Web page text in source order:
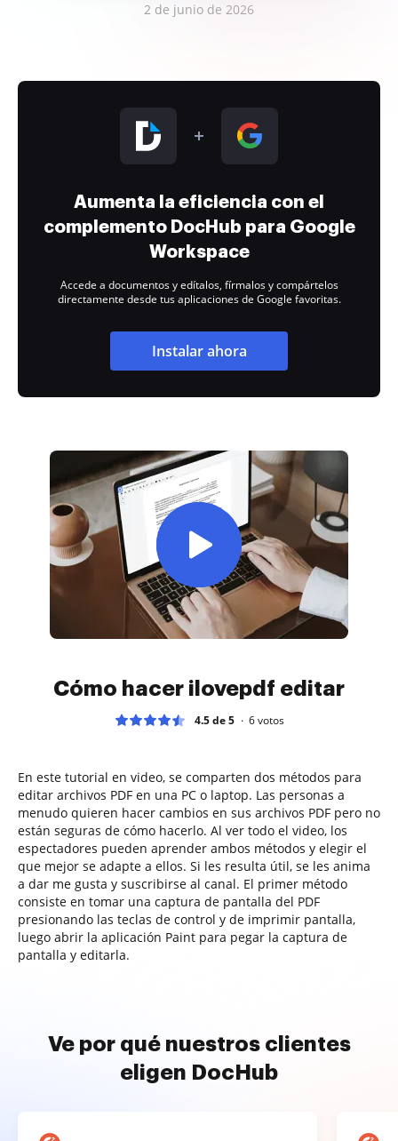
2 de junio de 2026
Aumenta la eficiencia con el
complemento DocHub para Google
Workspace
Accede a documentos y edítalos, fírmalos y compártelos
directamente desde tus aplicaciones de Google favoritas.
Instalar ahora
Cómo hacer ilovepdf editar
4.5 de 5 6votos
En este tutorial en video, se comparten dos métodos para
editar archivos PDF en una PC o laptop. Las personas a
menudo quieren hacer cambios en sus archivos PDF pero no
están seguras de cómo hacerlo. Al ver todo el video, los
espectadores pueden aprender ambos métodos y elegir el
que mejor se adapte a ellos. Si les resulta útil, se les anima
a dar me gusta y suscribirse al canal. El primer método
consiste en tomar una captura de pantalla del PDF
presionando las teclas de control y de imprimir pantalla,
luego abrir la aplicación Paint para pegar la captura de
pantalla y editarla.
Ve por qué nuestros clientes
eligen DocHub